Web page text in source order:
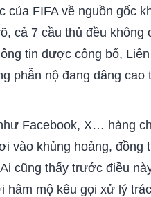
FIFA về nguồn gốc
cả 7 cầu thủ đều
tin được công bố,
phẫn nộ đang dâng
Facebook, X… hàng
vào khủng hoảng,
cũng thấy trước điều
hâm mộ kêu gọi xử lý